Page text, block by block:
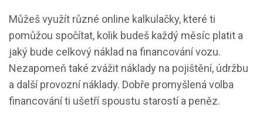
Můžeš využít různé online kalkulačky, které ti
pomůžou spočítat, kolik budeš každý měsíc platit a
jaký bude celkový náklad na financování vozu.
Nezapomeň také zvážit náklady na pojištění, údržbu
a další provozní náklady. Dobře promyšlená volba
financování ti ušetří spoustu starostí a peněz.